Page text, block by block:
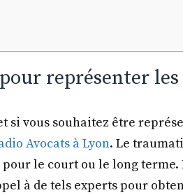
représenter
si vous souhaitez être
Avocats à Lyon. Le
le court ou le long terme.
à de tels experts pour